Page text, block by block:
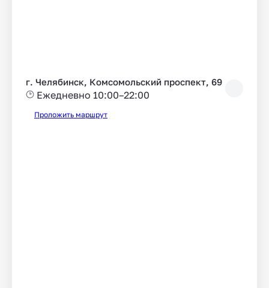
г. Челябинск, Комсомольский проспект, 69
Ежедневно 10:00–22:00
Проложить маршрут